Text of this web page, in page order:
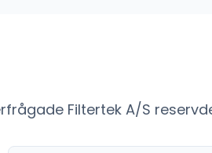
Filtertek A/S